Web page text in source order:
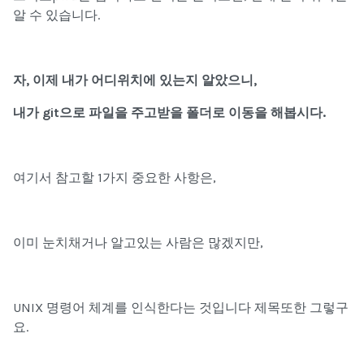
알 수 있습니다.
자, 이제 내가 어디위치에 있는지 알았으니,
내가 git으로 파일을 주고받을 폴더 로 이동을 해봅시다.
여기서 참고할 1가지 중요한 사항은,
이미 눈치채거나 알고있는 사람은 많겠지만,
UNIX 명령어 체계를 인식한다는 것입니다 제목또한 그렇구
요.